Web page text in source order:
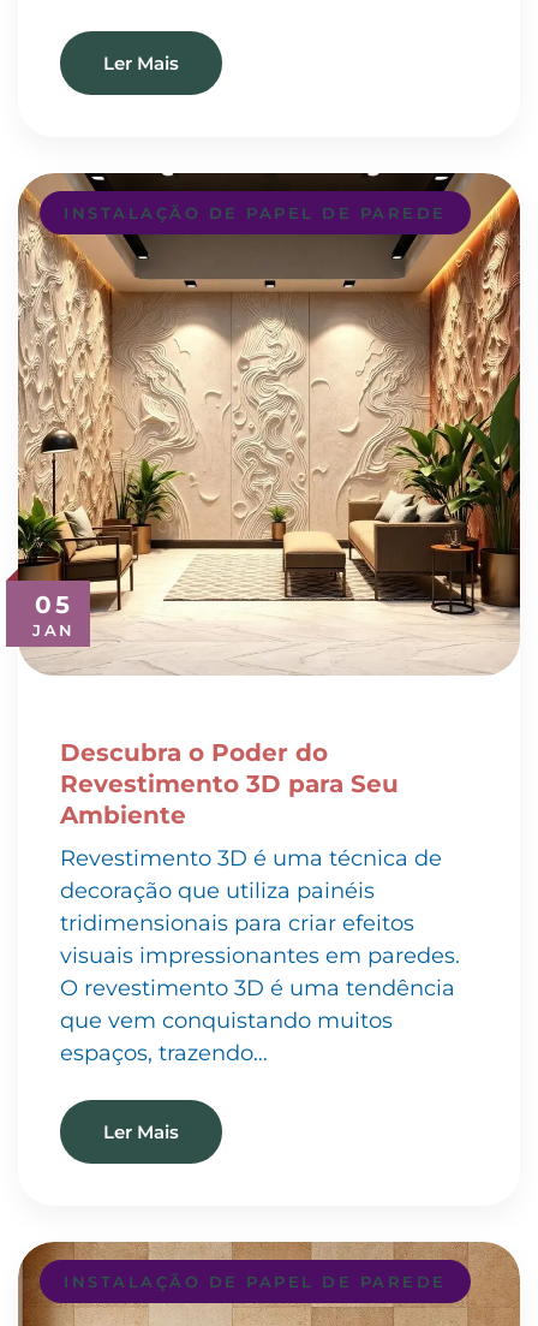
Ler Mais
05
JAN
INSTALAÇÃO DE PAPEL DE PAREDE
Descubra o Poder do
Revestimento 3D para Seu
Ambiente
Revestimento 3D é uma técnica de
decoração que utiliza painéis
tridimensionais para criar efeitos
visuais impressionantes em paredes.
O revestimento 3D é uma tendência
que vem conquistando muitos
espaços, trazendo…
Ler Mais
INSTALAÇÃO DE PAPEL DE PAREDE